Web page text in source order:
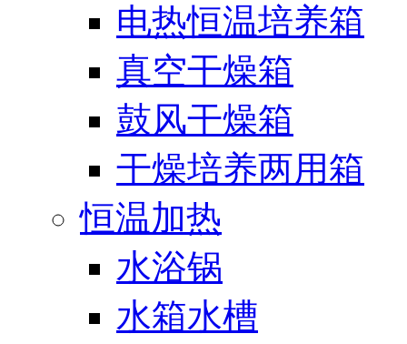
电热恒温培养箱
真空干燥箱
鼓风干燥箱
干燥培养两用箱
恒温加热
水浴锅
水箱水槽